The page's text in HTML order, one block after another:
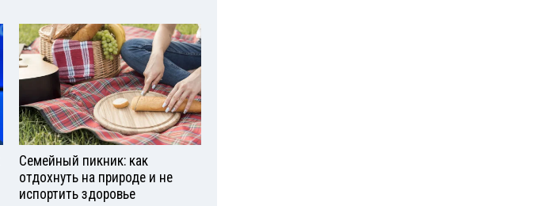
Семейный пикник: как
отдохнуть на природе и не
испортить здоровье